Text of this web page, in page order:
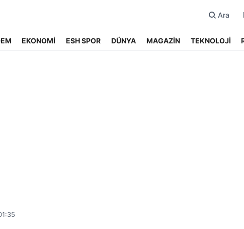
Ara
EKONOMİ ESH SPOR DÜNYA MAGAZİN TEKNOLOJİ